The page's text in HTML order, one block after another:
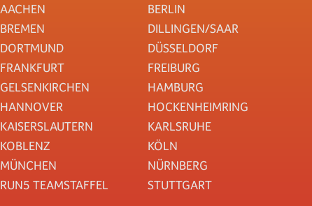
AACHEN
BERLIN
BREMEN
DILLINGEN/SAAR
DORTMUND
DÜSSELDORF
FRANKFURT
FREIBURG
GELSENKIRCHEN
HAMBURG
HANNOVER
HOCKENHEIMRING
KAISERSLAUTERN
KARLSRUHE
KOBLENZ
KÖLN
MÜNCHEN
NÜRNBERG
RUN5 TEAMSTAFFEL
STUTTGART